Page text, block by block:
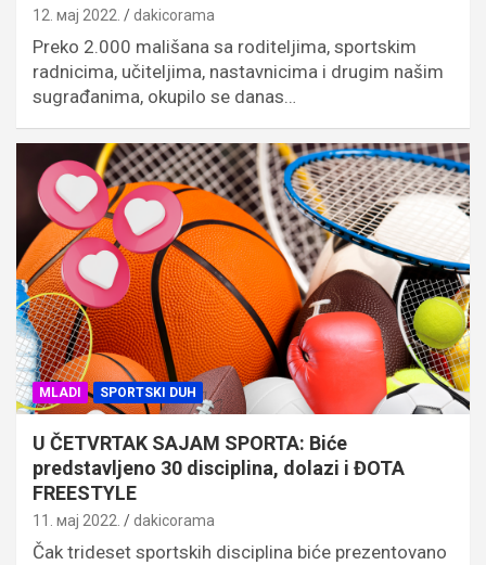
12. мај 2022. dakicorama
Preko 2.000 mališana sa roditeljima, sportskim
radnicima, učiteljima, nastavnicima i drugim našim
sugrađanima, okupilo se danas…
MLADI SPORTSKI DUH
U ČETVRTAK SAJAM SPORTA: Biće
predstavljeno 30 disciplina, dolazi i ĐOTA
FREESTYLE
11. мај 2022. dakicorama
Čak trideset sportskih disciplina biće prezentovano